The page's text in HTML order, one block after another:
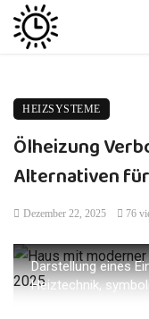
HEIZSYSTEME
Ölheizung
Alternativen
Dezember 22, 2025 76
Darstellung eines
Heiztechnik,